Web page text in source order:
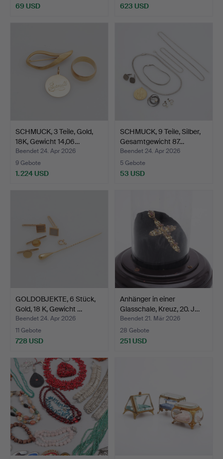
69 USD 623 USD
SCHMUCK, 3 Teile, Gold,
18K, Gewicht 14,06…
Beendet 24. Apr 2026
9 Gebote
1.224 USD
SCHMUCK, 9 Teile, Silber,
Gesamtgewicht 87…
Beendet 24. Apr 2026
5 Gebote
53 USD
GOLDOBJEKTE, 6 Stück,
Gold, 18 K, Gewicht …
Beendet 24. Apr 2026
11 Gebote
728 USD
Anhänger in einer
Glasschale, Kreuz, 20. J…
Beendet 21. Mär 2026
28 Gebote
251 USD